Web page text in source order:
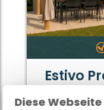
Diese
Estivo
Hund